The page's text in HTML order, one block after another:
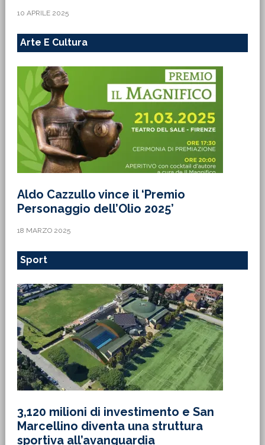
10 APRILE 2025
Arte E Cultura
Aldo Cazzullo vince il ‘Premio
Personaggio dell’Olio 2025’
18 MARZO 2025
Sport
3,120 milioni di investimento e San
Marcellino diventa una struttura
sportiva all’avanguardia